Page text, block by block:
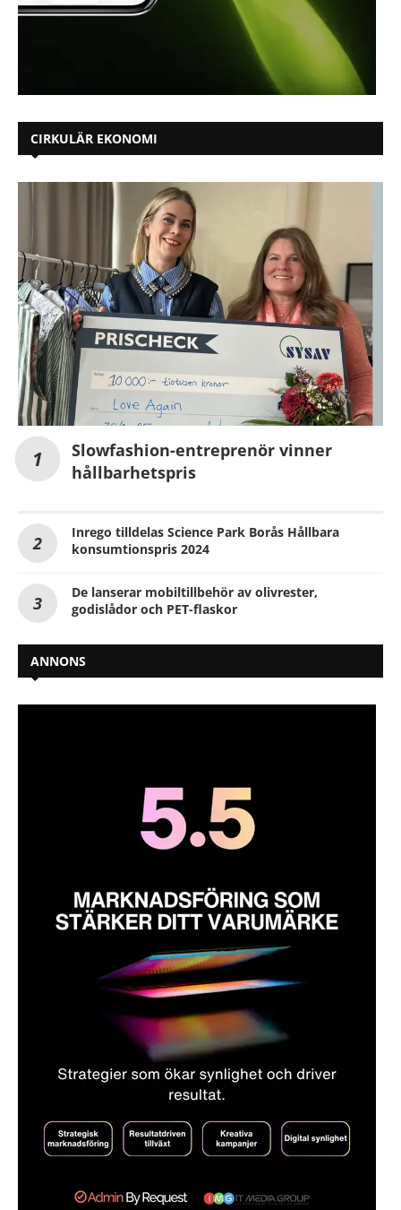
CIRKULÄR EKONOMI
Slowfashion-entreprenör vinner
hållbarhetspris
Inrego tilldelas Science Park Borås Hållbara
konsumtionspris 2024
De lanserar mobiltillbehör av olivrester,
godislådor och PET-flaskor
ANNONS